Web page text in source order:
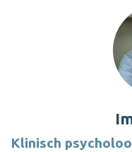
Klinisch